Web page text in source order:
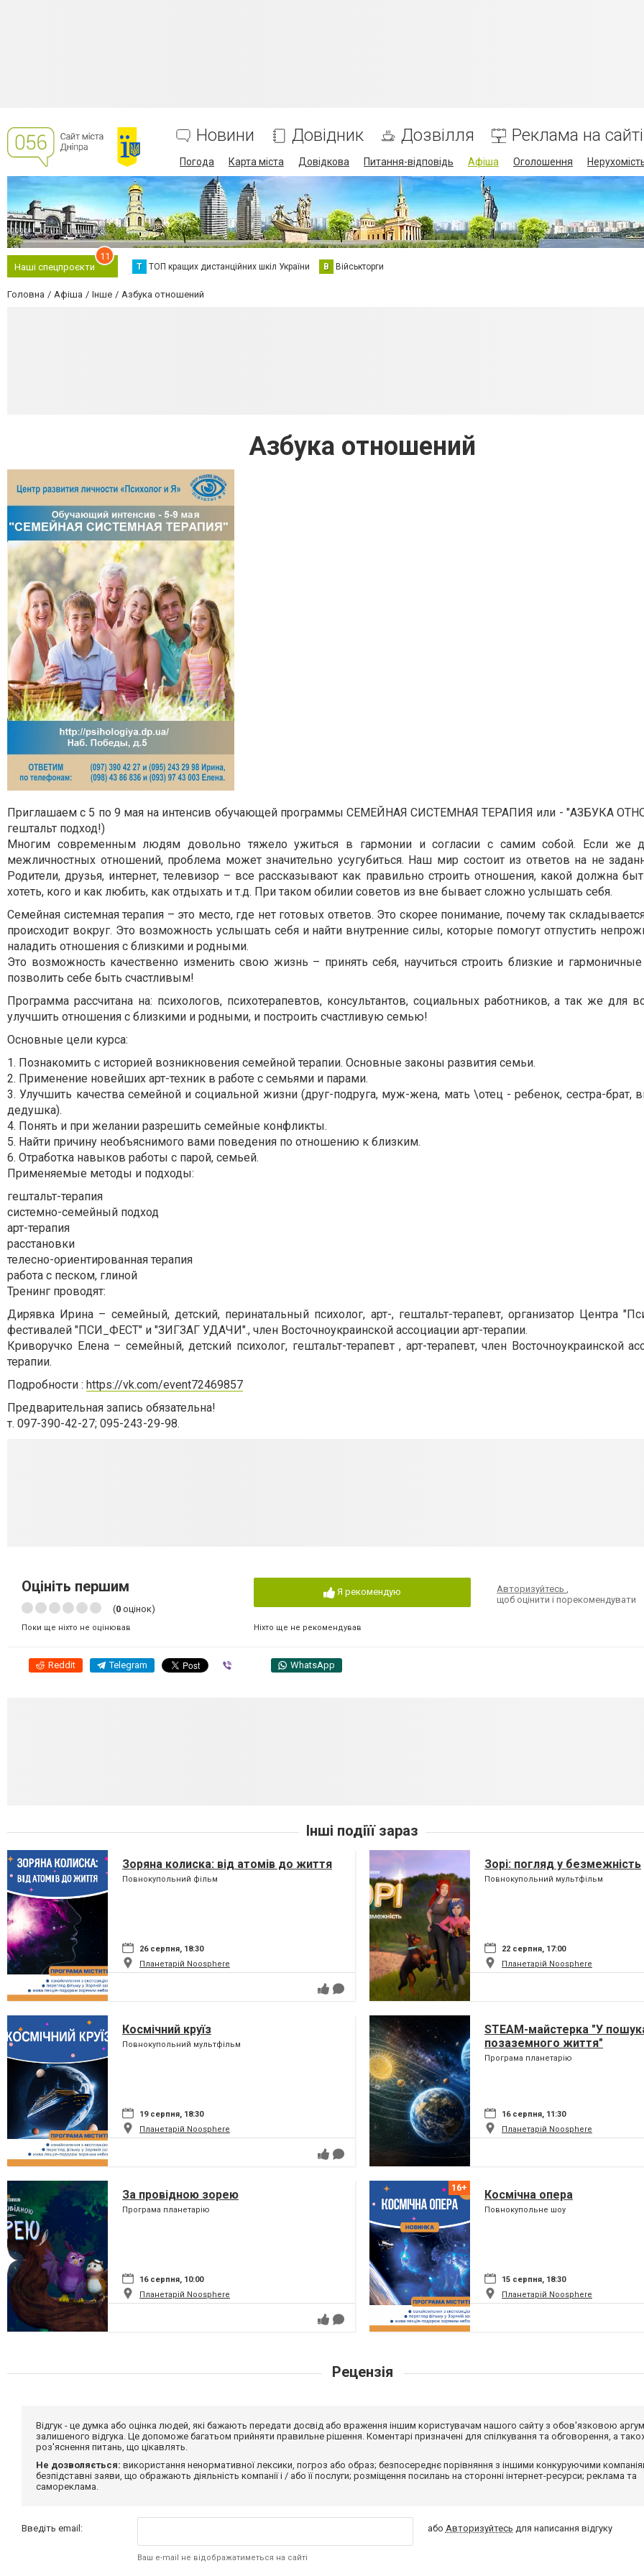
Новини Довідник Дозвілля Реклама на сайті
Погода Карта міста Довідкова Питання-відповідь Афіша Оголошення
Наші спецпроєкти
11
Т ТОП кращих дистанційних шкіл України В Військторги
Головна Афіша Інше Азбука отношений
Азбука отношений
Приглашаем с 5 по 9 мая на интенсив обучающей программы СЕМЕЙНАЯ СИСТЕМНАЯ ТЕРАПИЯ или - "АЗБУКА
гештальт подход!)
Многим современным людям довольно тяжело ужиться в гармонии и согласии с самим собой. Если же
межличностных отношений, проблема может значительно усугубиться. Наш мир состоит из ответов на не
Родители, друзья, интернет, телевизор – все рассказывают как правильно строить отношения, какой должна
хотеть, кого и как любить, как отдыхать и т.д. При таком обилии советов из вне бывает сложно услышать себя.
Семейная системная терапия – это место, где нет готовых ответов. Это скорее понимание, почему так
происходит вокруг. Это возможность услышать себя и найти внутренние силы, которые помогут отпустить
наладить отношения с близкими и родными.
Это возможность качественно изменить свою жизнь – принять себя, научиться строить близкие и
позволить себе быть счастливым!
Программа рассчитана на: психологов, психотерапевтов, консультантов, социальных работников, а так же для
улучшить отношения с близкими и родными, и построить счастливую семью!
Основные цели курса:
1. Познакомить с историей возникновения семейной терапии. Основные законы развития семьи.
2. Применение новейших арт-техник в работе с семьями и парами.
3. Улучшить качества семейной и социальной жизни (друг-подруга, муж-жена, мать \отец - ребенок, сестра-брат,
дедушка).
4. Понять и при желании разрешить семейные конфликты.
5. Найти причину необъяснимого вами поведения по отношению к близким.
6. Отработка навыков работы с парой, семьей.
Применяемые методы и подходы:
гештальт-терапия
системно-семейный подход
арт-терапия
расстановки
телесно-ориентированная терапия
работа с песком, глиной
Тренинг проводят:
Дирявка Ирина – семейный, детский, перинатальный психолог, арт-, гештальт-терапевт, организатор Центра
фестивалей "ПСИ_ФЕСТ" и "ЗИГЗАГ УДАЧИ"., член Восточноукраинской ассоциации арт-терапии.
Криворучко Елена – семейный, детский психолог, гештальт-терапевт , арт-терапевт, член Восточноукраинской
терапии.
Подробности : https://vk.com/event72469857
Предварительная запись обязательна!
т. 097-390-42-27; 095-243-29-98.
Оцініть першим
(0 оцінок)
Поки ще ніхто не оцінював
Я рекомендую
Ніхто ще не рекомендував
Авторизуйтесь,
щоб оцінити і порекомендувати
Reddit Telegram WhatsApp
Інші подіїї зараз
Зоряна колиска: від атомів до життя
Повнокупольний фільм
26 серпня, 18:30
Планетарій Noosphere
Зорі: погляд у безмежність
Повнокупольний мультфільм
22 серпня, 17:00
Планетарій Noosphere
Космічний круїз
Повнокупольний мультфільм
19 серпня, 18:30
Планетарій Noosphere
STEAM-майстерка "У
позаземного життя"
Програма планетарію
16 серпня, 11:30
Планетарій Noosphere
За провідною зорею
Програма планетарію
16 серпня, 10:00
Планетарій Noosphere
Космічна опера
Повнокупольне шоу
15 серпня, 18:30
Планетарій Noosphere
Рецензія
Відгук - це думка або оцінка людей, які бажають передати досвід або враження іншим користувачам нашого сайту з обов'язковою
залишеного відгука. Це допоможе багатьом прийняти правильне рішення. Коментарі призначені для спілкування та обговорення, а
роз'яснення питань, що цікавлять.
Не дозволяється: використання ненормативної лексики, погроз або образ; безпосереднє порівняння з іншими конкуруючими
безпідставні заяви, що ображають діяльність компанії і / або її послуги; розміщення посилань на сторонні інтернет-ресурси; реклама та
самореклама.
Введіть email:
Ваш e-mail не відображатиметься на сайті
або Авторизуйтесь для написання відгуку